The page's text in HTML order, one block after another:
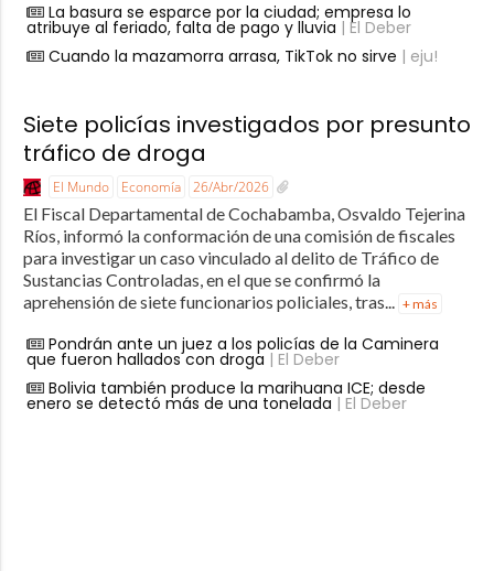
La basura se esparce por la ciudad; empresa lo
atribuye al feriado, falta de pago y lluvia | El Deber
Cuando la mazamorra arrasa, TikTok no sirve | eju!
Siete policías investigados por presunto
tráfico de droga
El Mundo Economía 26/Abr/2026
El Fiscal Departamental de Cochabamba, Osvaldo Tejerina
Ríos, informó la conformación de una comisión de fiscales
para investigar un caso vinculado al delito de Tráfico de
Sustancias Controladas, en el que se confirmó la
aprehensión de siete funcionarios policiales, tras... + más
Pondrán ante un juez a los policías de la Caminera
que fueron hallados con droga | El Deber
Bolivia también produce la marihuana ICE; desde
enero se detectó más de una tonelada | El Deber